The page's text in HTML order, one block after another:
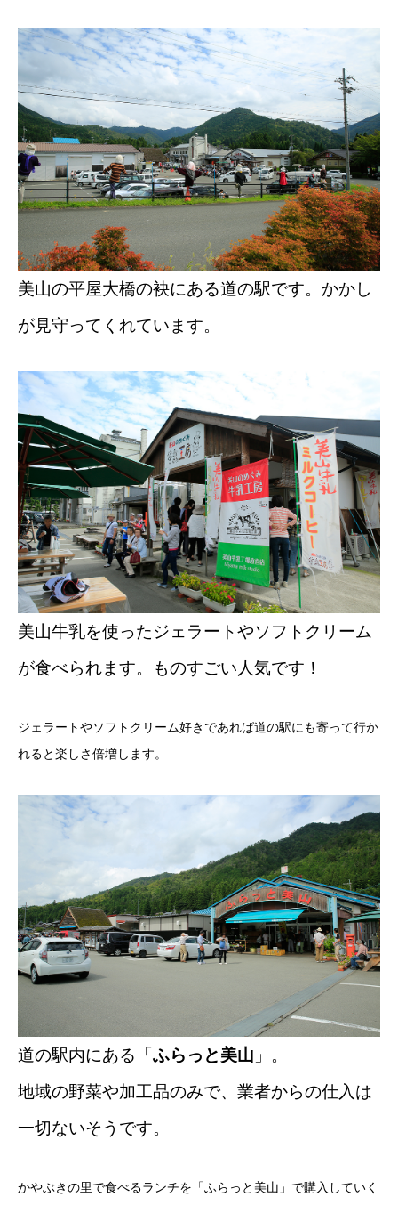
美山の平屋大橋の袂にある道の駅です。かかし
が見守ってくれています。
美山牛乳を使ったジェラートやソフトクリーム
が食べられます。ものすごい人気です！
ジェラートやソフトクリーム好きであれば道の駅にも寄って行か
れると楽しさ倍増します。
道の駅内にある「 ふらっと美山 」。
地域の野菜や加工品のみで、業者からの仕入は
一切ないそうです。
かやぶきの里で食べるランチを「ふらっと美山」で購入していく